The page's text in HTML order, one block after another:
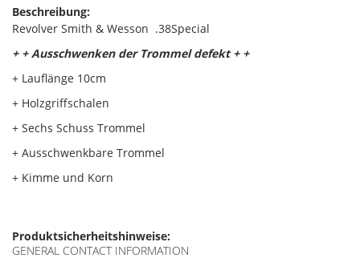
Beschreibung:
Revolver Smith & Wesson .38Special
+ + Ausschwenken der Trommel defekt + +
+ Lauflänge 10cm
+ Holzgriffschalen
+ Sechs Schuss Trommel
+ Ausschwenkbare Trommel
+ Kimme und Korn
Produktsicherheitshinweise:
GENERAL CONTACT INFORMATION